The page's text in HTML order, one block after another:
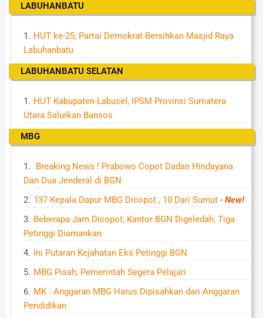
LABUHANBATU
HUT ke-25, Partai Demokrat Bersihkan Masjid Raya
Labuhanbatu
LABUHANBATU SELATAN
HUT Kabupaten Labusel, IPSM Provinsi Sumatera
Utara Salurkan Bansos
MBG
Breaking News ! Prabowo Copot Dadan Hindayana
Dan Dua Jenderal di BGN
137 Kepala Dapur MBG Dicopot , 10 Dari Sumut - New!
Beberapa Jam Dicopot, Kantor BGN Digeledah, Tiga
Petinggi Diamankan
Ini Putaran Kejahatan Eks Petinggi BGN
MBG Pisah, Pemerintah Segera Pelajari
MK : Anggaran MBG Harus Dipisahkan dari Anggaran
Pendidikan